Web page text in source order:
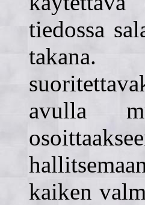
tiedossa
takana.
avulla
kaiken